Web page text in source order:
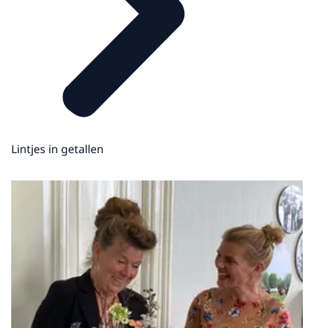
Lintjes in getallen